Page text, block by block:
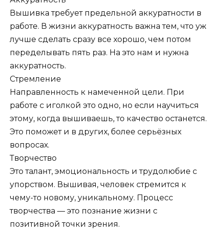
Вышивка требует предельной аккуратности в
работе. В жизни аккуратность важна тем, что уж
лучше сделать сразу все хорошо, чем потом
переделывать пять раз. На это нам и нужна
аккуратность.
Стремление
Направленность к намеченной цели. При
работе с иголкой это одно, но если научиться
этому, когда вышиваешь, то качество останется.
Это поможет и в других, более серьёзных
вопросах.
Творчество
Это талант, эмоциональность и трудолюбие с
упорством. Вышивая, человек стремится к
чему-то новому, уникальному. Процесс
творчества — это познание жизни с
позитивной точки зрения.